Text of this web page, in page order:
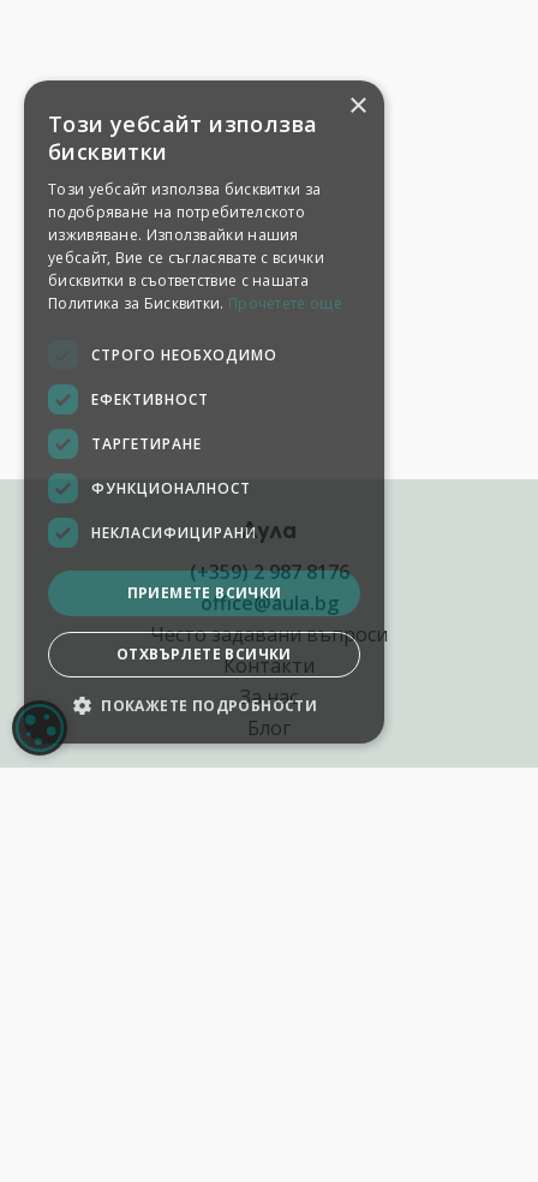
Аула
(+359) 2 987 8176
office@aula.bg
Често задавани въпроси
Контакти
За нас
Блог
×
Този уебсайт използва
бисквитки
Този уебсайт използва бисквитки за
подобряване на потребителското
изживяване. Използвайки нашия
уебсайт, Вие се съгласявате с всички
бисквитки в съответствие с нашата
Политика за Бисквитки. Прочетете още
СТРОГО НЕОБХОДИМО
ЕФЕКТИВНОСТ
ТАРГЕТИРАНЕ
ФУНКЦИОНАЛНОСТ
НЕКЛАСИФИЦИРАНИ
ПРИЕМЕТЕ ВСИЧКИ
ОТХВЪРЛЕТЕ ВСИЧКИ
ПОКАЖЕТЕ ПОДРОБНОСТИ
НАСТРОЙКИ НА БИСКВИТКИТЕ